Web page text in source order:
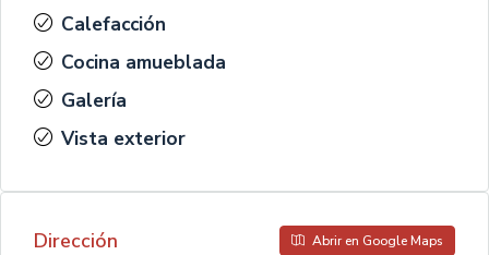
Calefacción
Cocina amueblada
Galería
Vista exterior
Dirección Abrir en Google Maps